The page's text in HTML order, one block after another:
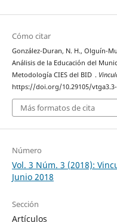
Cómo citar
González-Duran, N. H., Olguín-
Análisis de la Educación del
Metodología CIES del BID .
https://doi.org/10.29105/
Más formatos de cita
Número
Vol. 3 Núm. 3 (2018):
Junio 2018
Sección
Artículos